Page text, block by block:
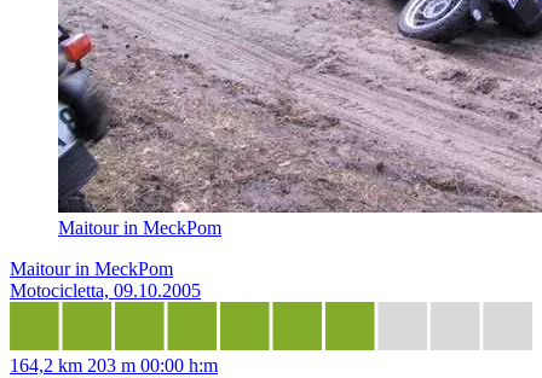
Maitour in MeckPom
Maitour in MeckPom
Motocicletta, 09.10.2005
164,2 km 203 m 00:00 h:m